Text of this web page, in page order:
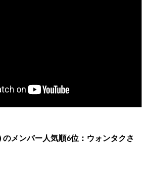
のメンバー人気順6位：ウォンタクさ